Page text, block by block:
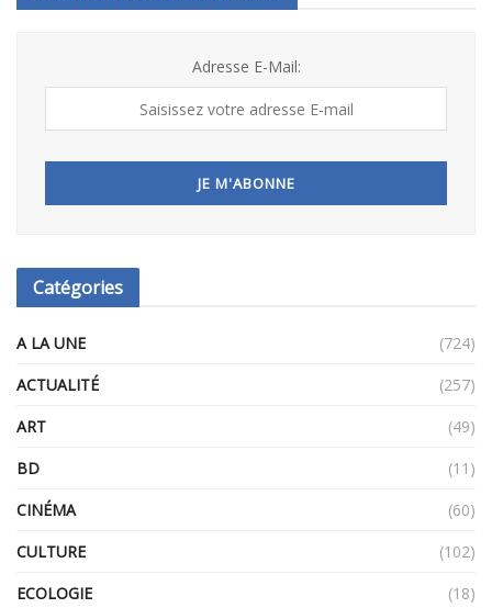
Adresse E-Mail:
Catégories
A LA UNE
(724)
ACTUALITÉ
(257)
ART
(49)
BD
(11)
CINÉMA
(60)
CULTURE
(102)
ECOLOGIE
(18)